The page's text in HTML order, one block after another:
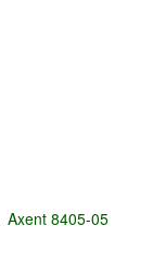
Axent 8405-05